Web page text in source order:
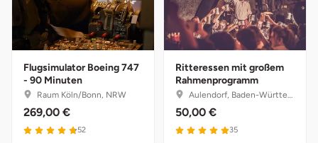
Flugsimulator Boeing 747
- 90 Minuten
Raum Köln/Bonn, NRW
269,00 €
52
Ritteressen mit großem
Rahmenprogramm
Aulendorf, Baden-Württemberg
50,00 €
35
Fürstenfeldbruck
Fürth
Geiselwind
Gelnhausen